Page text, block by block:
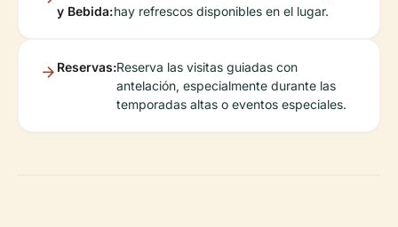
y Bebida:hay refrescos disponibles en el lugar.
Reservas:Reserva las visitas guiadas con
antelación, especialmente durante las
temporadas altas o eventos especiales.